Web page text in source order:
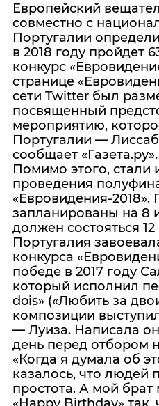
Европейский
совместно с
Португалии
в 2018 году пройдет
конкурс
странице
сети Twitter был
посвященный
мероприятию,
Португалии —
сообщает «Газета.ру».
Помимо этого, стали
проведения
«Евровидения-
запланированы на 8
должен состояться
Португалия
конкурса
победе в 2017 году
который исполнил
dois» («Любить за
композиции
— Луиза. Написала
день перед отбором
«Когда я думала об
казалось, что людей
простота. А мой брат